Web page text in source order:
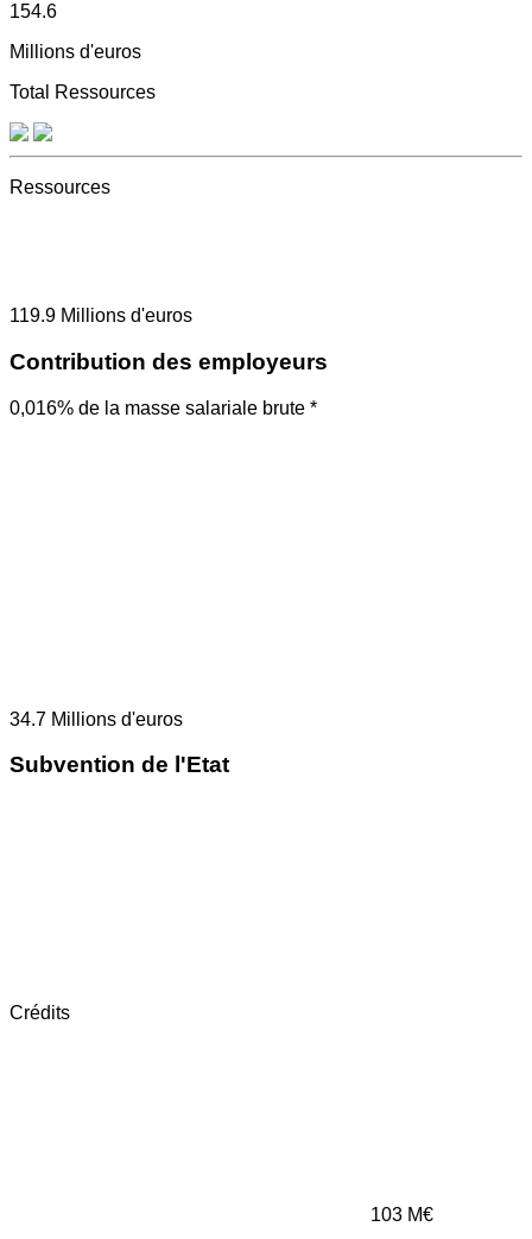
154.6
Millions d'euros
Total Ressources
Ressources
119.9 Millions d'euros
Contribution des employeurs
0,016% de la masse salariale brute *
34.7 Millions d'euros
Subvention de l'Etat
Crédits
103 M€